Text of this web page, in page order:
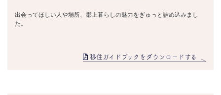
出会ってほしい人や場所、郡上暮らしの魅力をぎゅっと詰め込みまし
た。
移住ガイドブックをダウンロードする